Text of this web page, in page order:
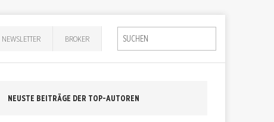
NEWSLETTER BROKER
NEUSTE BEITRÄGE DER TOP-AUTOREN